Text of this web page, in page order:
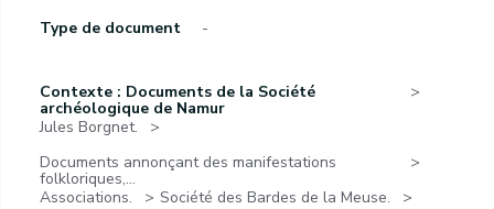
Type de document
-
Contexte : Documents de la Société
archéologique de Namur
Jules Borgnet.
Documents annonçant des manifestations
folkloriques,...
Associations.
Société des Bardes de la Meuse.